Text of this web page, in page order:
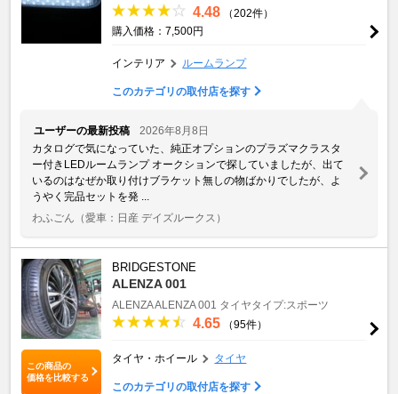
4.48
（202件）
購入価格：7,500円
インテリア ルームランプ
このカテゴリの取付店を探す
ユーザーの最新投稿
2026年8月8日
カタログで気になっていた、純正オプションのプラズマクラスタ
ー付きLEDルームランプ オークションで探していましたが、出て
いるのはなぜか取り付けブラケット無しの物ばかりでしたが、よ
うやく完品セットを発 ...
わふごん （愛車：日産 デイズルークス）
この商品の
価格を比較する
BRIDGESTONE
ALENZA 001
ALENZAALENZA 001 タイヤタイプ:スポーツ
4.65 （95件）
タイヤ・ホイール タイヤ
このカテゴリの取付店を探す